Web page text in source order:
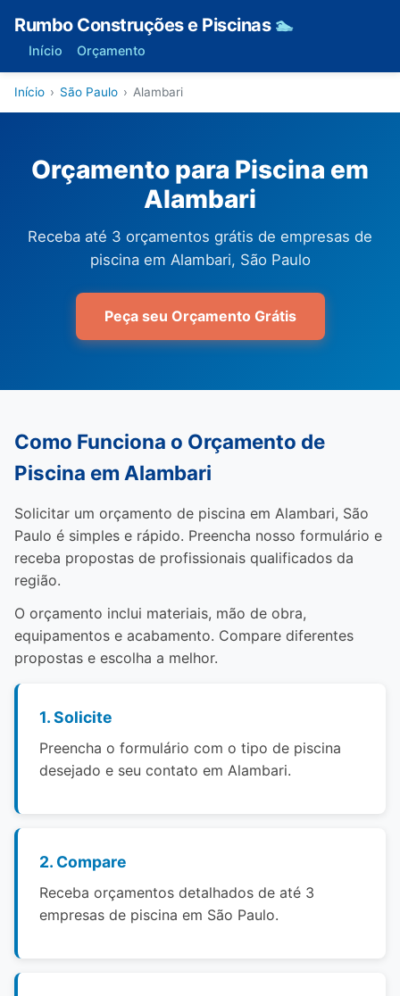
Rumbo Construções e Piscinas 🏊
Início Orçamento
Início › São Paulo › Alambari
Orçamento para Piscina em
Alambari
Receba até 3 orçamentos grátis de empresas de
piscina em Alambari, São Paulo
Peça seu Orçamento Grátis
Como Funciona o Orçamento de
Piscina em Alambari
Solicitar um orçamento de piscina em Alambari, São
Paulo é simples e rápido. Preencha nosso formulário e
receba propostas de profissionais qualificados da
região.
O orçamento inclui materiais, mão de obra,
equipamentos e acabamento. Compare diferentes
propostas e escolha a melhor.
1. Solicite
Preencha o formulário com o tipo de piscina
desejado e seu contato em Alambari.
2. Compare
Receba orçamentos detalhados de até 3
empresas de piscina em São Paulo.